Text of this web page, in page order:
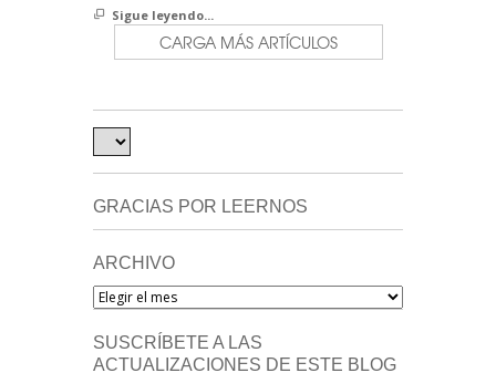
Sigue leyendo...
CARGA MÁS ARTÍCULOS
GRACIAS POR LEERNOS
ARCHIVO
Archivo
SUSCRÍBETE A LAS
ACTUALIZACIONES DE ESTE BLOG